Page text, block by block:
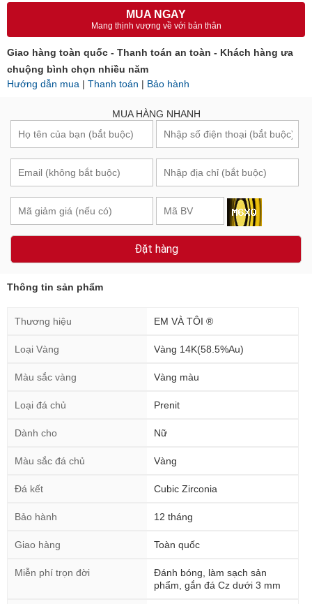
MUA NGAY
Mang thịnh vượng về với bản thân
Giao hàng toàn quốc - Thanh toán an toàn - Khách hàng ưa
chuộng bình chọn nhiều năm
Hướng dẫn mua | Thanh toán | Bảo hành
MUA HÀNG NHANH
Đặt hàng
Thông tin sản phẩm
Thương hiệu EM VÀ TÔI ®
Loại Vàng Vàng 14K(58.5%Au)
Màu sắc vàng Vàng màu
Loại đá chủ Prenit
Dành cho Nữ
Màu sắc đá chủ Vàng
Đá kết Cubic Zirconia
Bảo hành 12 tháng
Giao hàng Toàn quốc
Miễn phí trọn đời
Đánh bóng, làm sạch sản
phẩm, gắn đá Cz dưới 3 mm